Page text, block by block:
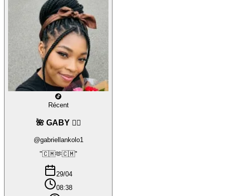
Récent
🌺 GABY ❤️‍🔥
@gabriellankolo1
"🇨🇲🫶🇨🇲"
29/04
08:38